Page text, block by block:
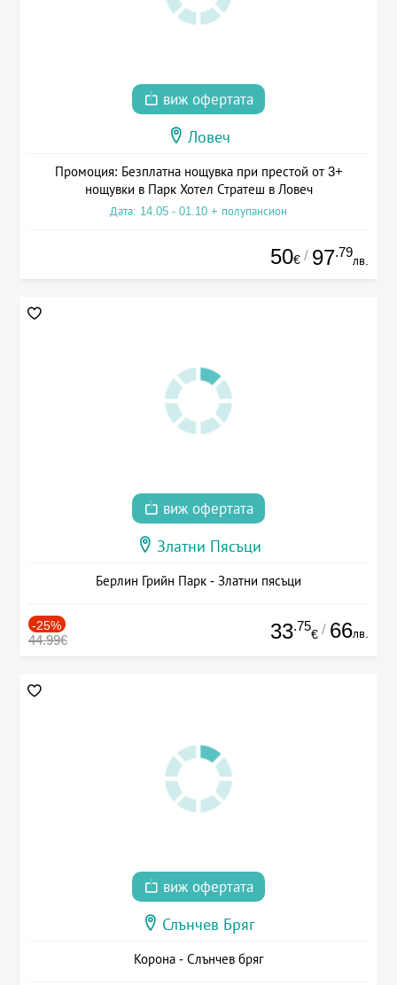
виж офертата
Ловеч
Промоция: Безплатна нощувка при престой от 3+
нощувки в Парк Хотел Стратеш в Ловеч
Дата: 14.05 - 01.10 + полупансион
50€ / 97.79
лв.
виж офертата
Златни Пясъци
Берлин Грийн Парк - Златни пясъци
-25%
44.99€ 33.75
€ / 66лв.
виж офертата
Слънчев Бряг
Корона - Слънчев бряг